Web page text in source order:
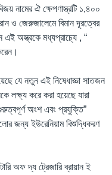
নামের ঐ ক্ষেপণাস্ত্রটি ১,৪০০
ও জেরুজালেমে বিমান দূরত্বের
এই অস্ত্রকে মধ্যপ্রাচ্যে , “
যে নতুন এই নিষেধাজ্ঞা সাতজন
লক্ষ্য করে করা হয়েছে যারা
গুরুত্বপূর্ণ অংশ এবং প্রযুক্তি”
জন্য ইউরেনিয়াম বিশুদ্ধিকরণ
অফ দ্য ট্রেজারি ব্রায়ান ই